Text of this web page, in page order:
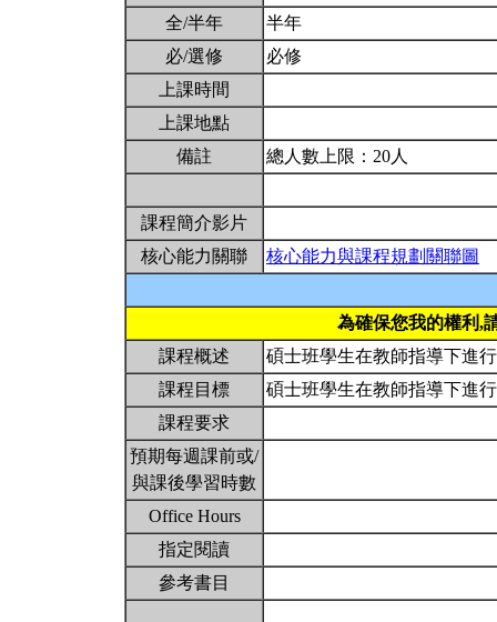
全/半年
半年
必/選修
必修
上課時間
上課地點
備註
總人數上限：20人
課程簡介影片
核心能力關聯
核心能力與課程規劃關聯圖
為確保您我的權利,
課程概述
碩士班學生在教師指導下進
課程目標
碩士班學生在教師指導下進
課程要求
預期每週課前或/
與課後學習時數
Office Hours
指定閱讀
參考書目